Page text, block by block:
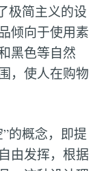
极简主义的设
倾向于使用素
黑色等自然
，使人在购物
的概念，即提
由发挥，根据